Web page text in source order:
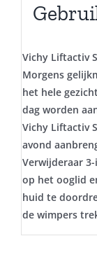
Vichy Liftactiv
Morgens
het hele
dag worden
Vichy Liftactiv
avond
Verwijderaar
op het ooglid
huid te
de wimpers